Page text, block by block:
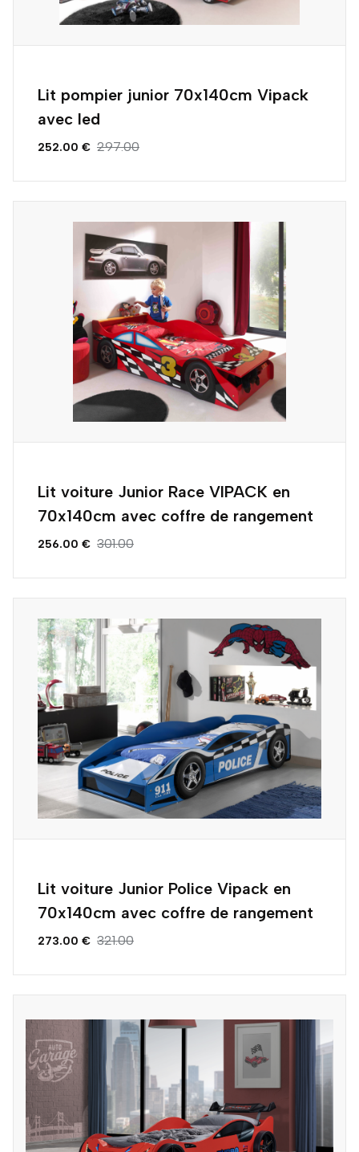
Lit pompier junior 70x140cm Vipack
avec led
252.00 € 297.00
Lit voiture Junior Race VIPACK en
70x140cm avec coffre de rangement
256.00 € 301.00
Lit voiture Junior Police Vipack en
70x140cm avec coffre de rangement
273.00 € 321.00